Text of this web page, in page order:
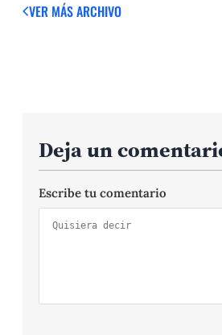
VER MÁSARCHIVO
Deja un
Escribe tu comentario